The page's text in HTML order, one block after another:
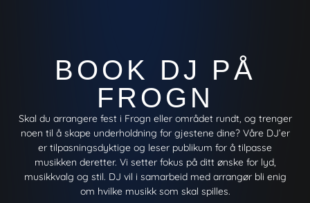
BOOK DJ PÅ
FROGN
Skal du arrangere fest i Frogn eller området rundt, og trenger
noen til å skape underholdning for gjestene dine? Våre DJ’er
er tilpasningsdyktige og leser publikum for å tilpasse
musikken deretter. Vi setter fokus på ditt ønske for lyd,
musikkvalg og stil. DJ vil i samarbeid med arrangør bli enig
om hvilke musikk som skal spilles.